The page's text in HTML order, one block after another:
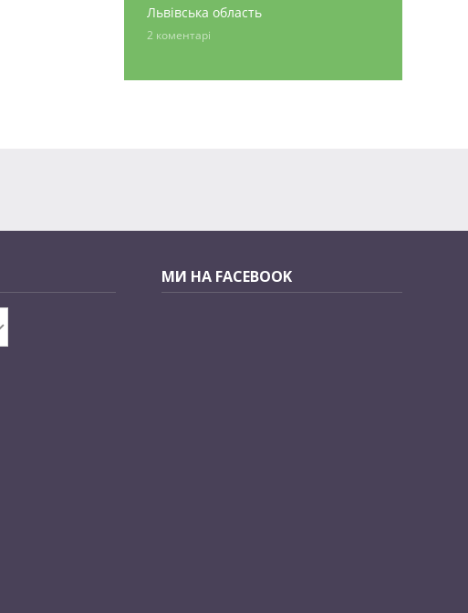
Львівська область
2 коментарі
МИ НА FACEBOOK